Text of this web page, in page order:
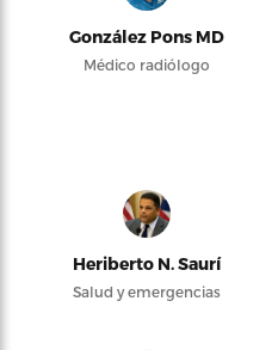
González Pons MD
Médico radiólogo
Heriberto N. Saurí
Salud y emergencias